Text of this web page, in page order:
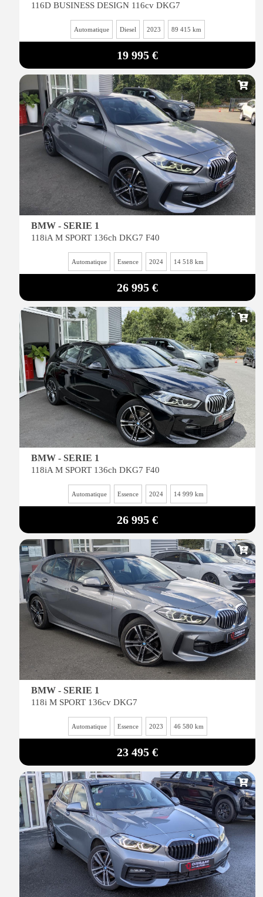
116D BUSINESS DESIGN 116cv DKG7
Automatique Diesel 2023 89 415 km
19 995 €
BMW - SERIE 1
118iA M SPORT 136ch DKG7 F40
Automatique Essence 2024 14 518 km
26 995 €
BMW - SERIE 1
118iA M SPORT 136ch DKG7 F40
Automatique Essence 2024 14 999 km
26 995 €
BMW - SERIE 1
118i M SPORT 136cv DKG7
Automatique Essence 2023 46 580 km
23 495 €